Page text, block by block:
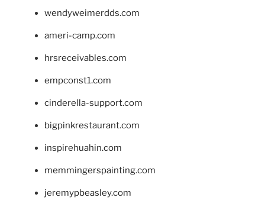
wendyweimerdds.com
ameri-camp.com
hrsreceivables.com
empconst1.com
cinderella-support.com
bigpinkrestaurant.com
inspirehuahin.com
memmingerspainting.com
jeremypbeasley.com